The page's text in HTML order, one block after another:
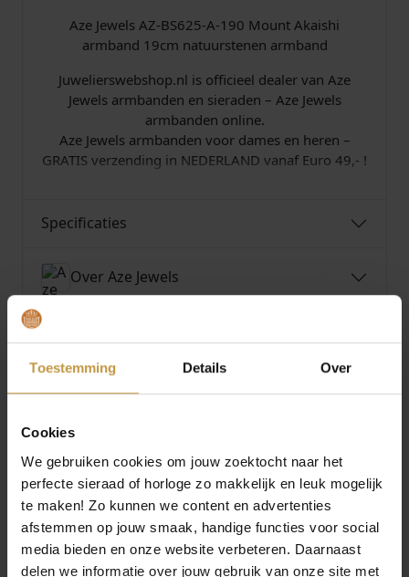
Toestemming Details Over
Cookies
We gebruiken cookies om jouw zoektocht naar het
perfecte sieraad of horloge zo makkelijk en leuk mogelijk
te maken! Zo kunnen we content en advertenties
afstemmen op jouw smaak, handige functies voor social
media bieden en onze website verbeteren. Daarnaast
delen we informatie over jouw gebruik van onze site met
Aze Jewels AZ-BS625-A-190​ Mount Akaishi
armband 19cm natuurstenen armband
Juwelierswebshop.nl is officieel dealer van Aze
Jewels armbanden en sieraden – Aze Jewels
armbanden online.
Aze Jewels armbanden voor dames en heren –
GRATIS verzending in NEDERLAND vanaf Euro 49,- !
Specificaties
Over Aze Jewels
AZE JEWELS FIGARO
EIGHT – DORE
ARMBAND 21CM AZ-
BM011-C-…
Direct leverbaar, 1
werkdag
AZE JEWELS FIGARO
EIGHT – INOX
ARMBAND 19,5CM AZ-
BM011-…
Direct leverbaar, 1
werkdag